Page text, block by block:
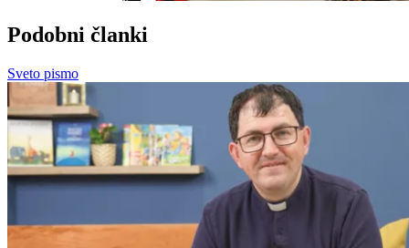
Podobni članki
Sveto pismo